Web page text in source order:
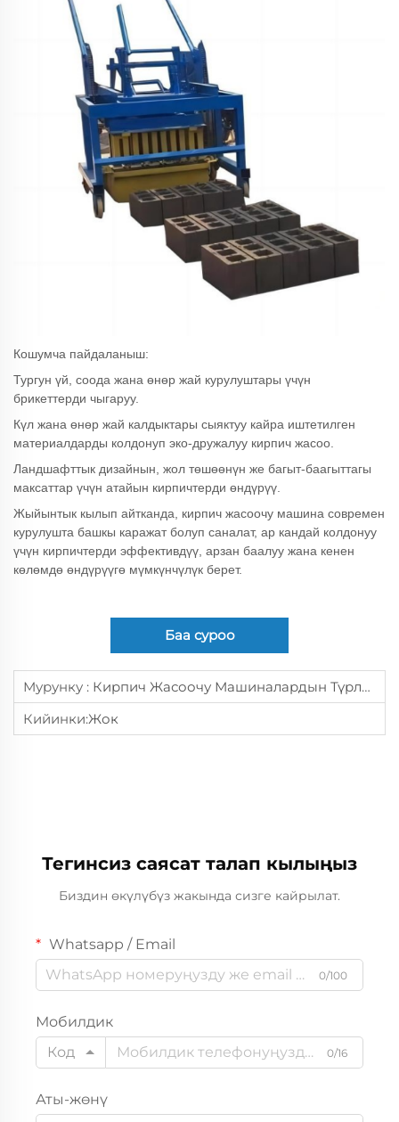
Кошумча пайдаланыш:
Тургун үй, соода жана өнөр жай курулуштары үчүн
брикеттерди чыгаруу.
Күл жана өнөр жай калдыктары сыяктуу кайра иштетилген
материалдарды колдонуп эко-дружалуу кирпич жасоо.
Ландшафттык дизайнын, жол төшөөнүн же багыт-баагыттагы
максаттар үчүн атайын кирпичтерди өндүрүү.
Жыйынтык кылып айтканда, кирпич жасоочу машина современ
курулушта башкы каражат болуп саналат, ар кандай колдонуу
үчүн кирпичтерди эффективдүү, арзан баалуу жана кенен
көлөмдө өндүрүүгө мүмкүнчүлүк берет.
Баа суроо
Мурунку : Кирпич Жасоочу Машиналардын Түрлөрү Кандай?
Кийинки:Жок
Тегинсиз саясат талап кылыңыз
Биздин өкүлүбүз жакында сизге кайрылат.
Whatsapp / Email
0/100
Мобилдик
Код
0/16
Аты-жөнү